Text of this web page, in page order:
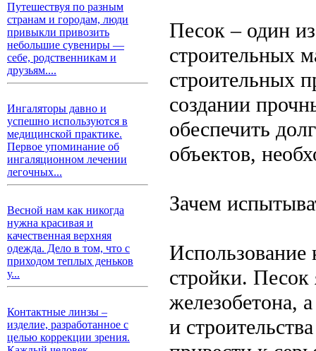
Путешествуя по разным
странам и городам, люди
привыкли привозить
небольшие сувениры —
себе, родственникам и
друзьям....
Ингаляторы давно и
успешно используются в
медицинской практике.
Первое упоминание об
ингаляционном лечении
легочных...
Весной нам как никогда
нужна красивая и
качественная верхняя
одежда. Дело в том, что с
приходом теплых деньков
у...
Контактные линзы –
изделие, разработанное с
целью коррекции зрения.
Песок – один
строительных
строительных
создании
обеспечить
объектов,
Зачем
Использование
стройки. Песок
железобетона,
и